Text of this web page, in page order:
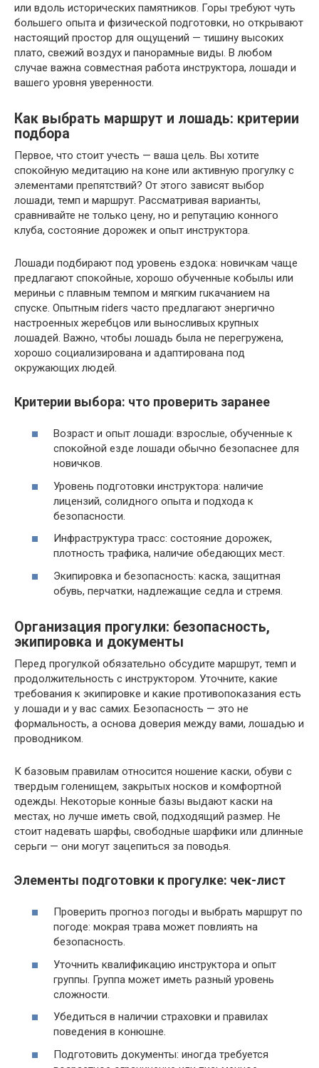
или вдоль исторических памятников. Горы требуют чуть
большего опыта и физической подготовки, но открывают
настоящий простор для ощущений — тишину высоких
плато, свежий воздух и панорамные виды. В любом
случае важна совместная работа инструктора, лошади и
вашего уровня уверенности.
Как выбрать маршрут и лошадь: критерии
подбора
Первое, что стоит учесть — ваша цель. Вы хотите
спокойную медитацию на коне или активную прогулку с
элементами препятствий? От этого зависят выбор
лошади, темп и маршрут. Рассматривая варианты,
сравнивайте не только цену, но и репутацию конного
клуба, состояние дорожек и опыт инструктора.
Лошади подбирают под уровень ездока: новичкам чаще
предлагают спокойные, хорошо обученные кобылы или
мериньи с плавным темпом и мягким ruкачанием на
спуске. Опытным riders часто предлагают энергично
настроенных жеребцов или выносливых крупных
лошадей. Важно, чтобы лошадь была не перегружена,
хорошо социализирована и адаптирована под
окружающих людей.
Критерии выбора: что проверить заранее
Возраст и опыт лошади: взрослые, обученные к
спокойной езде лошади обычно безопаснее для
новичков.
Уровень подготовки инструктора: наличие
лицензий, солидного опыта и подхода к
безопасности.
Инфраструктура трасс: состояние дорожек,
плотность трафика, наличие обедающих мест.
Экипировка и безопасность: каска, защитная
обувь, перчатки, надлежащие седла и стремя.
Организация прогулки: безопасность,
экипировка и документы
Перед прогулкой обязательно обсудите маршрут, темп и
продолжительность с инструктором. Уточните, какие
требования к экипировке и какие противопоказания есть
у лошади и у вас самих. Безопасность — это не
формальность, а основа доверия между вами, лошадью и
проводником.
К базовым правилам относится ношение каски, обуви с
твердым голенищем, закрытых носков и комфортной
одежды. Некоторые конные базы выдают каски на
местах, но лучше иметь свой, подходящий размер. Не
стоит надевать шарфы, свободные шарфики или длинные
серьги — они могут зацепиться за поводья.
Элементы подготовки к прогулке: чек-лист
Проверить прогноз погоды и выбрать маршрут по
погоде: мокрая трава может повлиять на
безопасность.
Уточнить квалификацию инструктора и опыт
группы. Группа может иметь разный уровень
сложности.
Убедиться в наличии страховки и правилах
поведения в конюшне.
Подготовить документы: иногда требуется